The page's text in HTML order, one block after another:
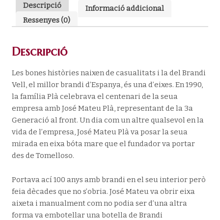
Descripció
Informació addicional
Ressenyes (0)
Descripció
Les bones històries naixen de casualitats i la del Brandi
Vell, el millor brandi d’Espanya, és una d’eixes. En 1990,
la família Plà celebrava el centenari de la seua
empresa amb José Mateu Plà, representant de la 3a
Generació al front. Un dia com un altre qualsevol en la
vida de l’empresa, José Mateu Plà va posar la seua
mirada en eixa bóta mare que el fundador va portar
des de Tomelloso.
Portava ací 100 anys amb brandi en el seu interior però
feia dècades que no s’obria. José Mateu va obrir eixa
aixeta i manualment com no podia ser d’una altra
forma va embotellar una botella de Brandi